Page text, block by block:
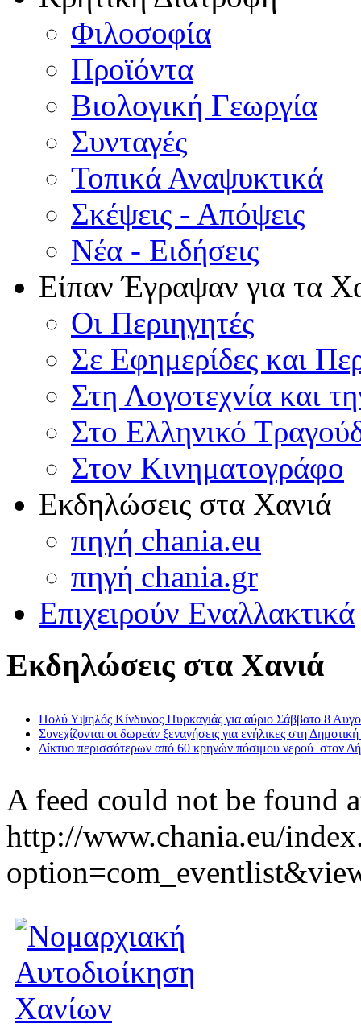
Φιλοσοφία
Προϊόντα
Βιολογική Γεωργία
Συνταγές
Τοπικά Αναψυκτικά
Σκέψεις - Απόψεις
Νέα - Ειδήσεις
Είπαν Έγραψαν για τα
Οι Περιηγητές
Σε Εφημερίδες και
Στη Λογοτεχνία και
Στο Ελληνικό
Στον Κινηματογράφο
Εκδηλώσεις στα Χανιά
πηγή chania.eu
πηγή chania.gr
Επιχειρούν Εναλλακτικά
Εκδηλώσεις στα Χανιά
Πολύ Υψηλός Κίνδυνος Πυρκαγιάς για αύριο Σάββατο 8
Συνεχίζονται οι δωρεάν ξεναγήσεις για ενήλικες στη
Δίκτυο περισσότερων από 60 κρηνών πόσιμου νερού στον
A feed could not be found
http://www.chania.eu/